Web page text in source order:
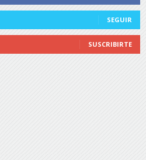
SEGUIR
SUSCRIBIRTE